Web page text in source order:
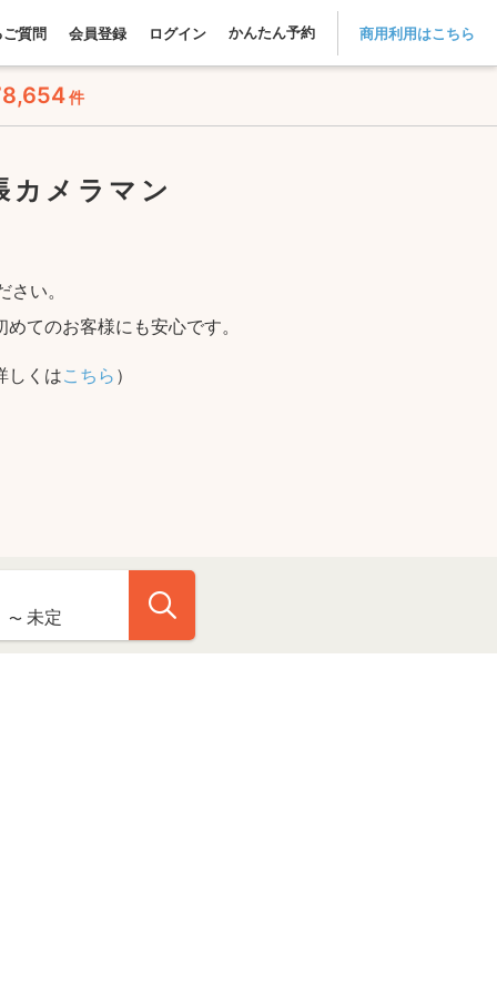
質問 会員登録 ログイン かんたん予約 商用利用はこちら
件
カメラマン
い。
てのお客様にも安心です。
しくはこちら ）